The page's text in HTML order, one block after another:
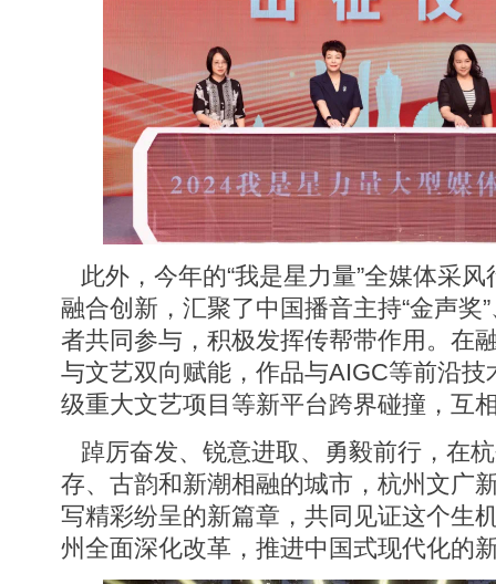
此外，今年的“我是星力量”全媒体采风
融合创新，汇聚了中国播音主持“金声奖
者共同参与，积极发挥传帮带作用。在
与文艺双向赋能，作品与AIGC等前沿技
级重大文艺项目等新平台跨界碰撞，互
踔厉奋发、锐意进取、勇毅前行，在
存、古韵和新潮相融的城市，杭州文广
写精彩纷呈的新篇章，共同见证这个生
州全面深化改革，推进中国式现代化的